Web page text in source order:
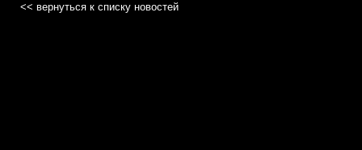
<< вернуться к списку новостей